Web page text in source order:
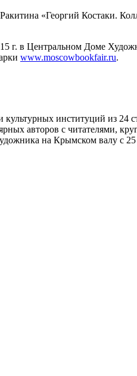
«Георгий Костаки.
г. в Центральном Доме
www.moscowbookfair.ru.
институций из
авторов с читателями,
на Крымском валу с 25